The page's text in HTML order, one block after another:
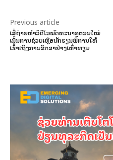
Previous article
ເລີ່ມຖ່າຍທຳວິດີໂອພັດທະນາຄູຕອນໃໝ່
ເນັ້ນການຊ່ວຍເຫຼືອນັກຮຽນພິການໃຫ້
ເຂົ້າເຖິງການສຶກສາຢ່າງເທົ່າທຽມ